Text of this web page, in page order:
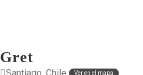
Gret
Santiago, Chile Ver en el mapa